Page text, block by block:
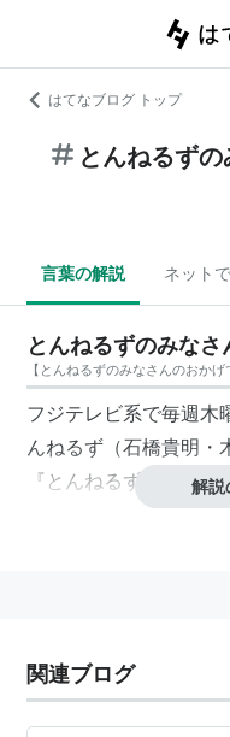
はてなブログ トップ
とんねるず
言葉の解説 ネット
とんねるずのみな
【 とんねるずのみなさんのおかげ
フジテレビ系で毎週木
んねるず（石橋貴明・
『とんねるずのみな
上げてマンネリからは
解説
関連ブログ